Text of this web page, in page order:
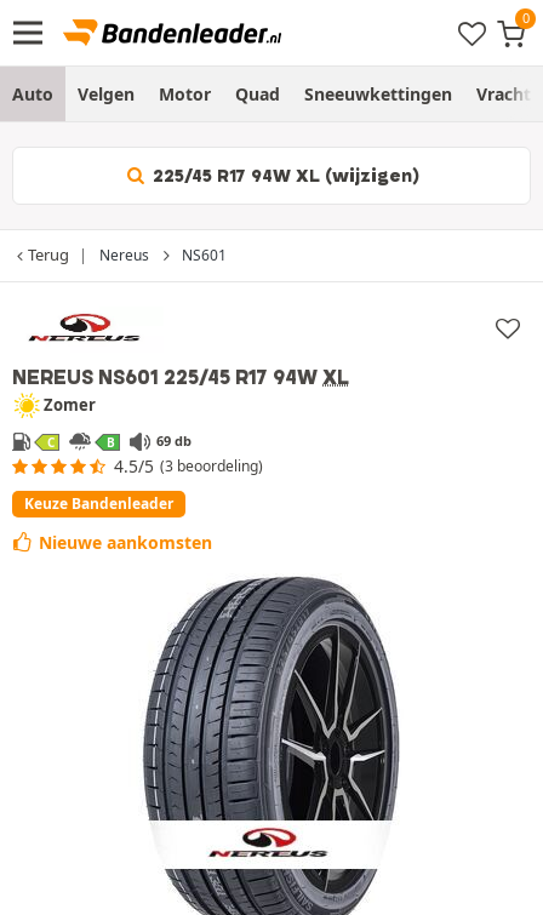
Auto Velgen Motor Quad Sneeuwkettingen
225/45 R17 94W XL (wijzigen)
Terug Nereus NS601
NEREUS NS601 225/45 R17 94W XL
Zomer
C B 69 db
4.5/5 (3 beoordeling)
Keuze Bandenleader
‘Bandenleader Keuze’
Nieuwe aankomsten